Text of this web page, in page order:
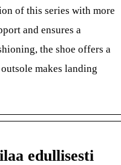
of this series with more
and ensures a
the shoe offers a
makes landing
edullisesti